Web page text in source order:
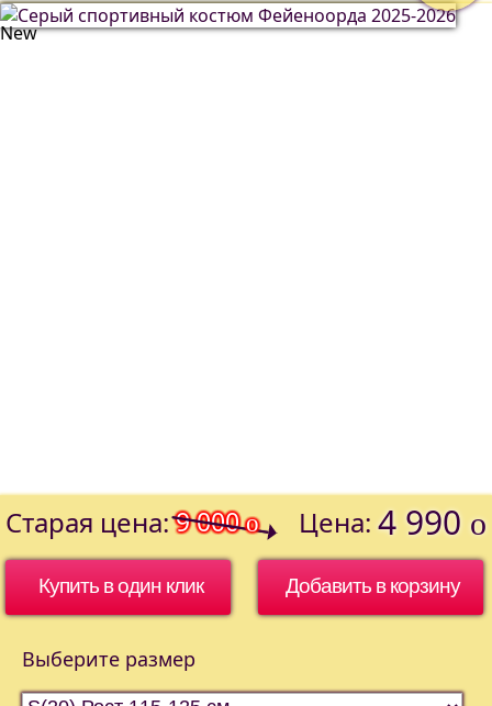
Старая цена: 9 000o Цена: 4 990 o
Купить в один клик
Выберите размер